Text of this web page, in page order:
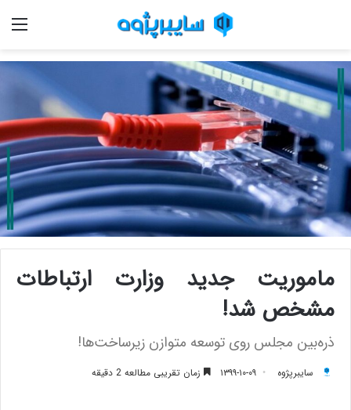
ماموریت جدید وزارت ارتباطات
مشخص شد!
ذره‌بین مجلس روی توسعه متوازن زیرساخت‌ها!
سایبرپژوه ۱۳۹۹-۱۰-۰۹ زمان تقریبی مطالعه 2 دقیقه